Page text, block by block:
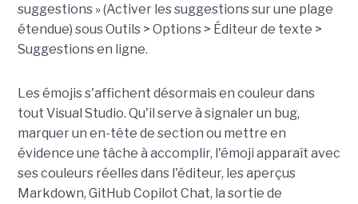
suggestions » (Activer les suggestions sur une plage
étendue) sous Outils > Options > Éditeur de texte >
Suggestions en ligne.
Les émojis s'affichent désormais en couleur dans
tout Visual Studio. Qu'il serve à signaler un bug,
marquer un en-tête de section ou mettre en
évidence une tâche à accomplir, l'émoji apparaît avec
ses couleurs réelles dans l'éditeur, les aperçus
Markdown, GitHub Copilot Chat, la sortie de